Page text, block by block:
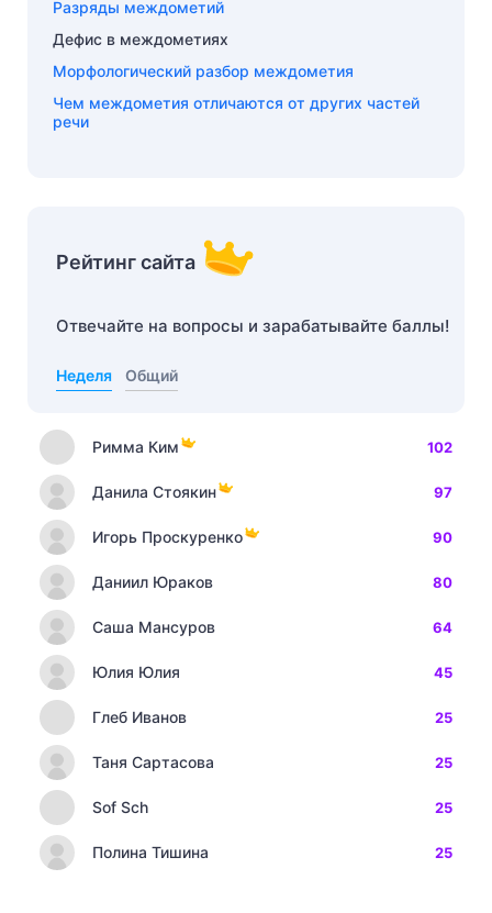
Разряды междометий
Дефис в междометиях
Морфологический разбор междометия
Чем междометия отличаются от других частей
речи
Рейтинг сайта
Отвечайте на вопросы и зарабатывайте баллы!
Неделя Общий
Римма Ким 102
Данила Стоякин 97
Игорь Проскуренко 90
Даниил Юраков 80
Саша Мансуров 64
Юлия Юлия 45
Глеб Иванов 25
Таня Сартасова 25
Sof Sch 25
Полина Тишина 25